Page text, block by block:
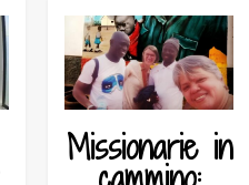
Missionarie in